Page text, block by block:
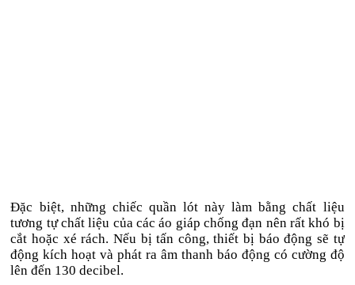
Đặc biệt, những chiếc quần lót này làm bằng chất liệu
tương tự chất liệu của các áo giáp chống đạn nên rất khó bị
cắt hoặc xé rách. Nếu bị tấn công, thiết bị báo động sẽ tự
động kích hoạt và phát ra âm thanh báo động có cường độ
lên đến 130 decibel.